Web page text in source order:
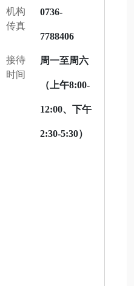
机构
传真
0736-
7788406
接待
时间
周一至周六
（上午8:00-
12:00、下午
2:30-5:30）